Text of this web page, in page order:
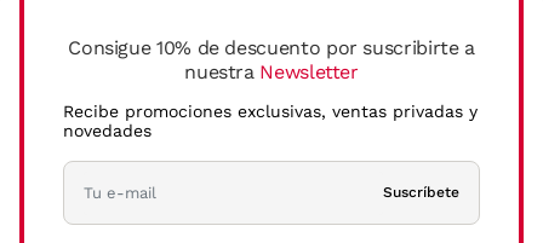
Consigue 10% de descuento por suscribirte a
nuestra Newsletter
Recibe promociones exclusivas, ventas privadas y
novedades
Suscríbete